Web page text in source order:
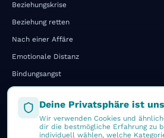
Beziehungskrise
Beziehung retten
Nach einer Affäre
Emotionale Distanz
Bindungsangst
Gehen oder Bleiben
Vergleich: Holfeld vs. klassisch
Deine Privatsphäre ist
Wir verwenden Cookies und
dir die bestmögliche Erfahrung zu
individuell wählen, welche